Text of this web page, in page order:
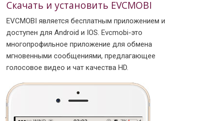
Скачать и установить EVCMOBI
EVCMOBI является бесплатным приложением и
доступен для Android и IOS. Evcmobi-это
многопрофильное приложение для обмена
мгновенными сообщениями, предлагающее
голосовое видео и чат качества HD.